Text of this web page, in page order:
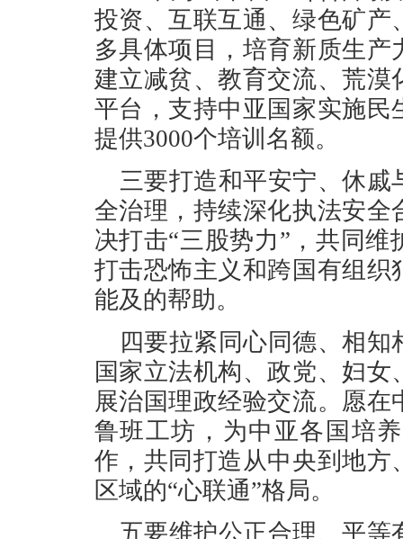
投资、互联互通、绿色矿
多具体项目，培育新质生
建立减贫、教育交流、荒
平台，支持中亚国家实施
提供3000个培训名额。
三要打造和平安宁、休
全治理，持续深化执法安
决打击“三股势力”，共同
打击恐怖主义和跨国有组
能及的帮助。
四要拉紧同心同德、相
国家立法机构、政党、妇
展治国理政经验交流。愿
鲁班工坊，为中亚各国培
作，共同打造从中央到地
区域的“心联通”格局。
五要维护公正合理、平